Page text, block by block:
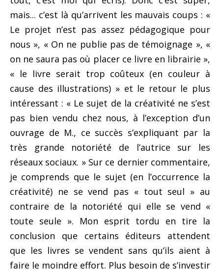
mais... c’est là qu’arrivent les mauvais coups : «
Le projet n’est pas assez pédagogique pour
nous », « On ne publie pas de témoignage », «
on ne saura pas où placer ce livre en librairie »,
« le livre serait trop coûteux (en couleur à
cause des illustrations) » et le retour le plus
intéressant : « Le sujet de la créativité ne s’est
pas bien vendu chez nous, à l’exception d’un
ouvrage de M., ce succès s’expliquant par la
très grande notoriété de l’autrice sur les
réseaux sociaux. » Sur ce dernier commentaire,
je comprends que le sujet (en l’occurrence la
créativité) ne se vend pas « tout seul » au
contraire de la notoriété qui elle se vend «
toute seule ». Mon esprit tordu en tire la
conclusion que certains éditeurs attendent
que les livres se vendent sans qu’ils aient à
faire le moindre effort. Plus besoin de s’investir